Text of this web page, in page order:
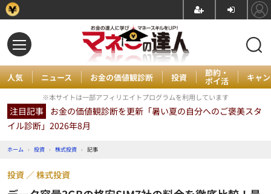
人気 ニュース お金の価値観診断 投資 節約・
ポイ活 キャ
※本サイトは一部アフィリエイトプログラムを利用しています
注目記事 お金の価値観診断を更新「暑い夏の自分へのご褒美スタ
イル診断」2026年8月
ホーム › 投資 › 株式投資 › 記事
投資 株式投資